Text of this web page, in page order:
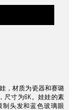
，材质为瓷器和赛璐
尺寸为6K。娃娃的素
制头发和蓝色玻璃眼